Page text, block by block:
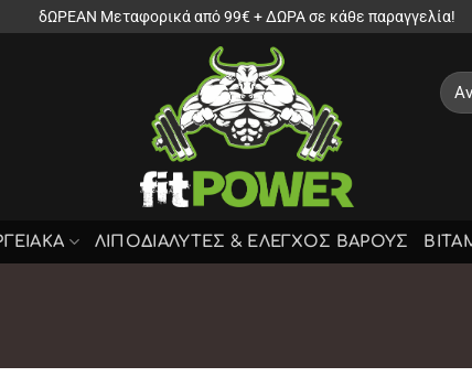
δΩΡΕΑΝ Μεταφορικά από 99€ + ΔΩΡΑ σε κάθε παραγγελία!
για:
ΛΙΠΟΔΙΑΛΥΤΕΣ & ΕΛΕΓΧΟΣ ΒΑΡΟΥΣ